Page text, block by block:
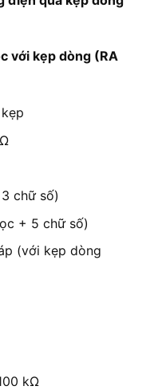
với kẹp dòng (RA
chữ số)
+ 5 chữ số)
(với kẹp dòng
kΩ